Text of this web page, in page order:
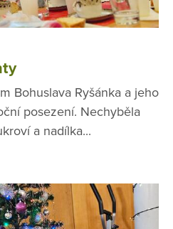
Bohuslava Ryšánka a jeho
posezení. Nechyběla
a nadílka...